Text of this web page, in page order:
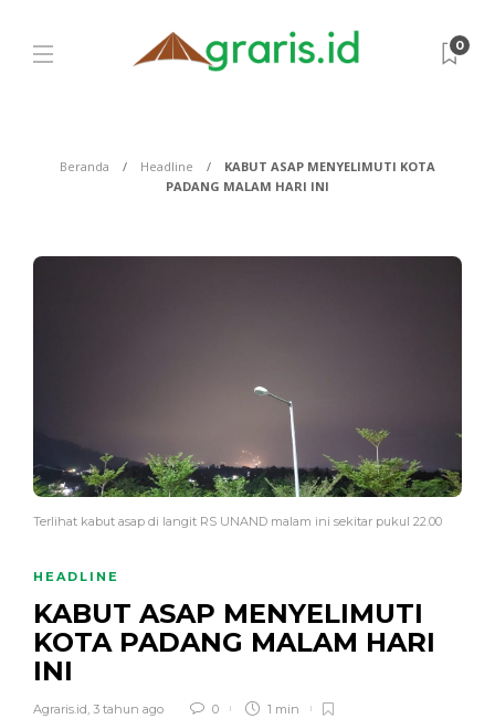
0
Beranda Headline
KABUT ASAP MENYELIMUTI KOTA
PADANG MALAM HARI INI
Terlihat kabut asap di langit RS UNAND malam ini sekitar pukul 22.00
HEADLINE
KABUT ASAP MENYELIMUTI
KOTA PADANG MALAM HARI
INI
Agraris.id, 3 tahun ago 0 1 min